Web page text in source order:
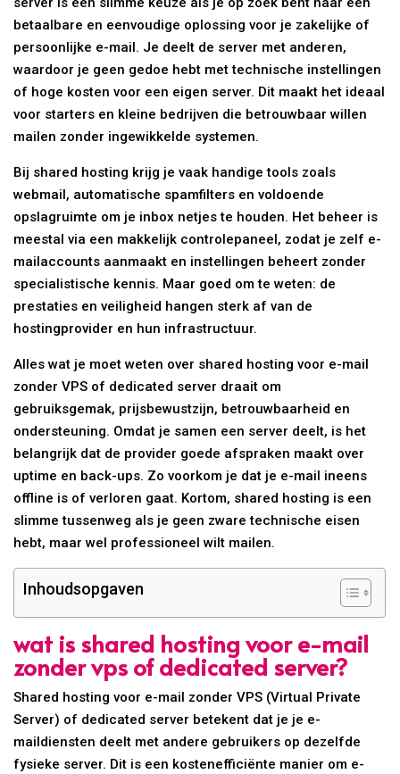
betaalbare en eenvoudige oplossing voor je zakelijke of
persoonlijke e-mail. Je deelt de server met anderen,
waardoor je geen gedoe hebt met technische instellingen
of hoge kosten voor een eigen server. Dit maakt het ideaal
voor starters en kleine bedrijven die betrouwbaar willen
mailen zonder ingewikkelde systemen.
Bij shared hosting krijg je vaak handige tools zoals
webmail, automatische spamfilters en voldoende
opslagruimte om je inbox netjes te houden. Het beheer is
meestal via een makkelijk controlepaneel, zodat je zelf e-
mailaccounts aanmaakt en instellingen beheert zonder
specialistische kennis. Maar goed om te weten: de
prestaties en veiligheid hangen sterk af van de
hostingprovider en hun infrastructuur.
Alles wat je moet weten over shared hosting voor e-mail
zonder VPS of dedicated server draait om
gebruiksgemak, prijsbewustzijn, betrouwbaarheid en
ondersteuning. Omdat je samen een server deelt, is het
belangrijk dat de provider goede afspraken maakt over
uptime en back-ups. Zo voorkom je dat je e-mail ineens
offline is of verloren gaat. Kortom, shared hosting is een
slimme tussenweg als je geen zware technische eisen
hebt, maar wel professioneel wilt mailen.
Inhoudsopgaven
wat is shared hosting voor e-mail
zonder vps of dedicated server?
Shared hosting voor e-mail zonder VPS (Virtual Private
Server) of dedicated server betekent dat je je e-
maildiensten deelt met andere gebruikers op dezelfde
fysieke server. Dit is een kostenefficiënte manier om e-